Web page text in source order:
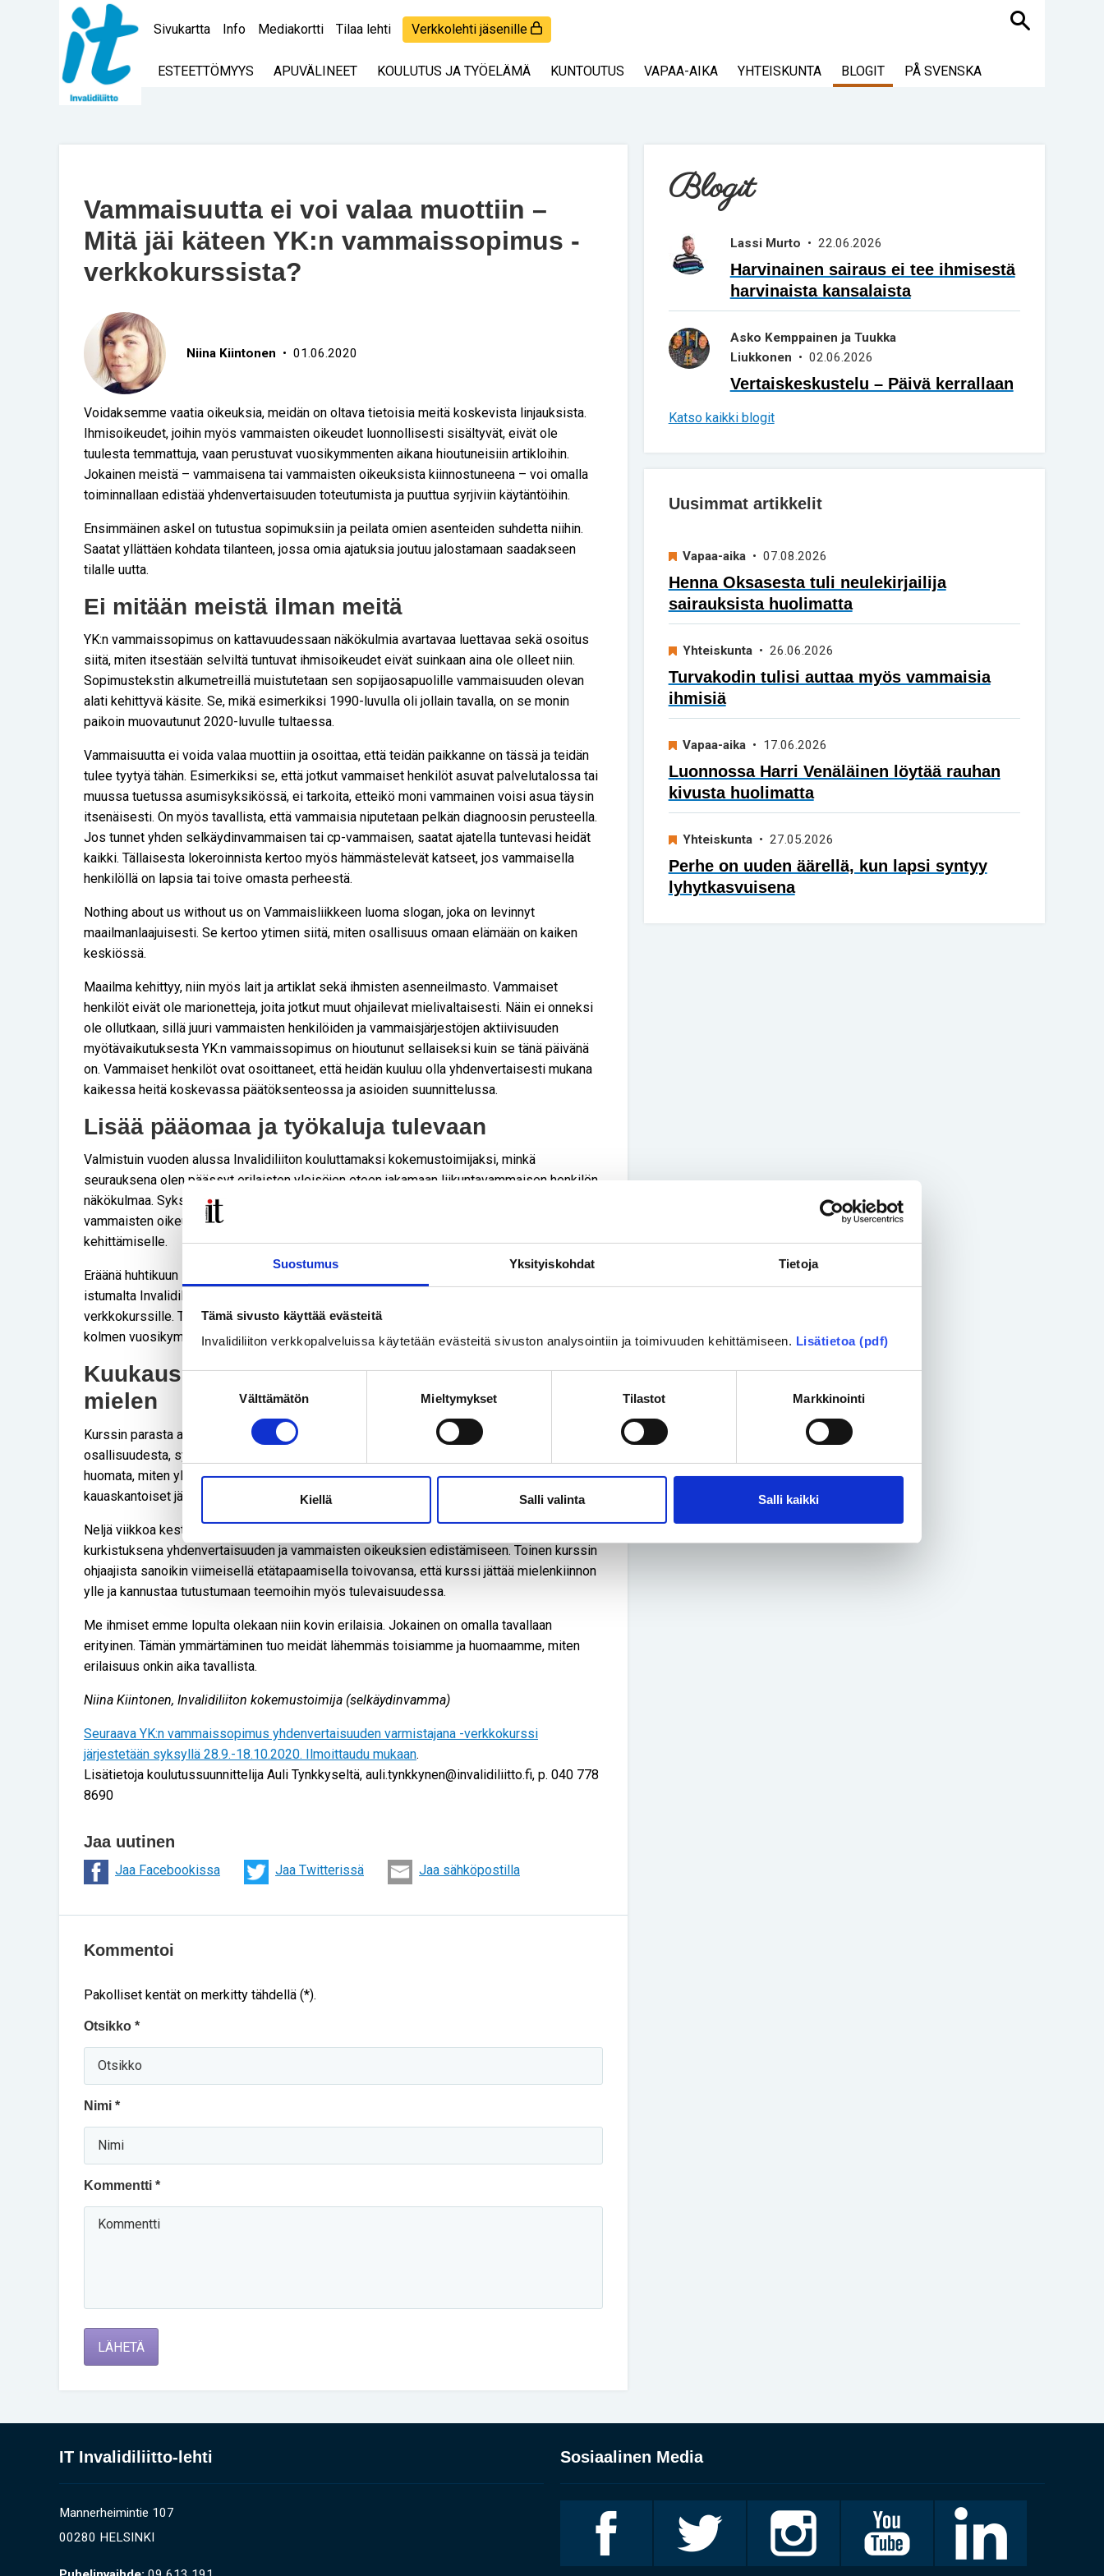
Suostumus Yksityiskohdat Tietoja
Tämä sivusto käyttää evästeitä
Invalidiliiton verkkopalveluissa käytetään evästeitä sivuston analysointiin ja toimivuuden kehittämiseen. Lisätietoa (pdf)
Välttämätön Mieltymykset Tilastot Markkinointi
Kiellä Salli valinta Salli kaikki
Sivukartta Info Mediakortti Tilaa lehti Verkkolehti jäsenille Haku
ESTEETTÖMYYS APUVÄLINEET KOULUTUS JA TYÖELÄMÄ KUNTOUTUS VAPAA-AIKA YHTEISKUNTA BLOGIT PÅ SVENSKA
Vammaisuutta ei voi valaa muottiin –
Mitä jäi käteen YK:n vammaissopimus -
verkkokurssista?
Niina Kiintonen • 01.06.2020
Voidaksemme vaatia oikeuksia, meidän on oltava tietoisia meitä koskevista linjauksista.
Ihmisoikeudet, joihin myös vammaisten oikeudet luonnollisesti sisältyvät, eivät ole
tuulesta temmattuja, vaan perustuvat vuosikymmenten aikana hioutuneisiin artikloihin.
Jokainen meistä – vammaisena tai vammaisten oikeuksista kiinnostuneena – voi omalla
toiminnallaan edistää yhdenvertaisuuden toteutumista ja puuttua syrjiviin käytäntöihin.
Ensimmäinen askel on tutustua sopimuksiin ja peilata omien asenteiden suhdetta niihin.
Saatat yllättäen kohdata tilanteen, jossa omia ajatuksia joutuu jalostamaan saadakseen
tilalle uutta.
Ei mitään meistä ilman meitä
YK:n vammaissopimus on kattavuudessaan näkökulmia avartavaa luettavaa sekä osoitus
siitä, miten itsestään selviltä tuntuvat ihmisoikeudet eivät suinkaan aina ole olleet niin.
Sopimustekstin alkumetreillä muistutetaan sen sopijaosapuolille vammaisuuden olevan
alati kehittyvä käsite. Se, mikä esimerkiksi 1990-luvulla oli jollain tavalla, on se monin
paikoin muovautunut 2020-luvulle tultaessa.
Vammaisuutta ei voida valaa muottiin ja osoittaa, että teidän paikkanne on tässä ja teidän
tulee tyytyä tähän. Esimerkiksi se, että jotkut vammaiset henkilöt asuvat palvelutalossa tai
muussa tuetussa asumisyksikössä, ei tarkoita, etteikö moni vammainen voisi asua täysin
itsenäisesti. On myös tavallista, että vammaisia niputetaan pelkän diagnoosin perusteella.
Jos tunnet yhden selkäydinvammaisen tai cp-vammaisen, saatat ajatella tuntevasi heidät
kaikki. Tällaisesta lokeroinnista kertoo myös hämmästelevät katseet, jos vammaisella
henkilöllä on lapsia tai toive omasta perheestä.
Nothing about us without us on Vammaisliikkeen luoma slogan, joka on levinnyt
maailmanlaajuisesti. Se kertoo ytimen siitä, miten osallisuus omaan elämään on kaiken
keskiössä.
Maailma kehittyy, niin myös lait ja artiklat sekä ihmisten asenneilmasto. Vammaiset
henkilöt eivät ole marionetteja, joita jotkut muut ohjailevat mielivaltaisesti. Näin ei onneksi
ole ollutkaan, sillä juuri vammaisten henkilöiden ja vammaisjärjestöjen aktiivisuuden
myötävaikutuksesta YK:n vammaissopimus on hioutunut sellaiseksi kuin se tänä päivänä
on. Vammaiset henkilöt ovat osoittaneet, että heidän kuuluu olla yhdenvertaisesti mukana
kaikessa heitä koskevassa päätöksenteossa ja asioiden suunnittelussa.
Lisää pääomaa ja työkaluja tulevaan
Valmistuin vuoden alussa Invalidiliiton kouluttamaksi kokemustoimijaksi, minkä
seurauksena olen päässyt erilaisten yleisöjen eteen jakamaan liikuntavammaisen henkilön
näkökulmaa. Syksyllä odottaa Ekumeenisen vastuuviikon ihmisoikeuslähettilään rooli
vammaisten oikeuksien puolestapuhujana, mikä toi tarpeen oman työkalupakin
kehittämiselle.
Eräänä huhtikuun iltana silmieni eteen osui kuin taikaiskusta mainos. Ilmoittauduin siltä
istumalta Invalidiliiton YK:n vammaissopimus yhdenvertaisuuden varmistajana -
verkkokurssille. Tunsin, etten tiedä tarpeeksi vammaisten henkilöiden oikeuksista, vaikka
kolmen vuosikymmenen kokemus liikuntavammaisena onkin opettanut paljon.
Kuukausi herätti keskustelua ja uteliaan
mielen
Kurssin parasta antia oli kuulla muiden kurssilaisten omakohtaisia kokemuksia
osallisuudesta, syrjinnästä ja yhdenvertaisen kohtelun merkityksestä. Pysähdyttävää oli
huomata, miten yleistä esimerkiksi syrjinnän kohteeksi joutuminen on ja miten
kauaskantoiset jäljet ulkopuolelle jättäminen voi aiheuttaa.
Neljä viikkoa kestäneen kurssin aikana ei voi kurkotella kuuta, mutta se toimi innostavana
kurkistuksena yhdenvertaisuuden ja vammaisten oikeuksien edistämiseen. Toinen kurssin
ohjaajista sanoikin viimeisellä etätapaamisella toivovansa, että kurssi jättää mielenkiinnon
ylle ja kannustaa tutustumaan teemoihin myös tulevaisuudessa.
Me ihmiset emme lopulta olekaan niin kovin erilaisia. Jokainen on omalla tavallaan
erityinen. Tämän ymmärtäminen tuo meidät lähemmäs toisiamme ja huomaamme, miten
erilaisuus onkin aika tavallista.
Niina Kiintonen, Invalidiliiton kokemustoimija (selkäydinvamma)
Seuraava YK:n vammaissopimus yhdenvertaisuuden varmistajana -verkkokurssi
järjestetään syksyllä 28.9.-18.10.2020. Ilmoittaudu mukaan.
Lisätietoja koulutussuunnittelija Auli Tynkkyseltä, auli.tynkkynen@invalidiliitto.fi, p. 040 778
8690
Jaa uutinen
Jaa Facebookissa Jaa Twitterissä Jaa sähköpostilla
Kommentoi
Pakolliset kentät on merkitty tähdellä (*).
Otsikko *
Nimi *
Kommentti *
LÄHETÄ
Blogit
Lassi Murto • 22.06.2026
Harvinainen sairaus ei tee ihmisestä
harvinaista kansalaista
Asko Kemppainen ja Tuukka
Liukkonen • 02.06.2026
Vertaiskeskustelu – Päivä kerrallaan
Katso kaikki blogit
Uusimmat artikkelit
Vapaa-aika• 07.08.2026
Henna Oksasesta tuli neulekirjailija
sairauksista huolimatta
Yhteiskunta• 26.06.2026
Turvakodin tulisi auttaa myös vammaisia
ihmisiä
Vapaa-aika• 17.06.2026
Luonnossa Harri Venäläinen löytää rauhan
kivusta huolimatta
Yhteiskunta• 27.05.2026
Perhe on uuden äärellä, kun lapsi syntyy
lyhytkasvuisena
IT Invalidiliitto-lehti
Mannerheimintie 107
00280 HELSINKI
Sosiaalinen Media
Invalidiliitto
Facebookissa
Invalidiliitto
Twitterissä
Invalidiliitto
Instagramissa
Invalidiliitto
Youtubessa
LinkedIn